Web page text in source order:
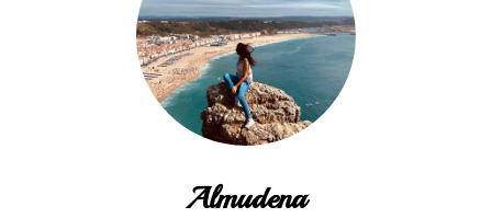
Almudena